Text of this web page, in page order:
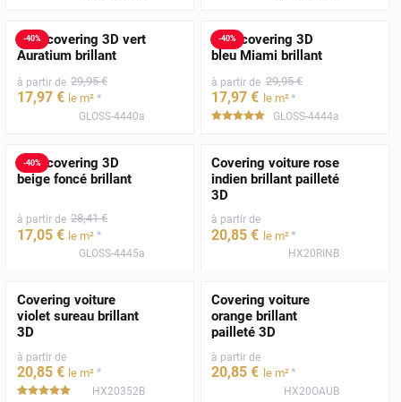
-40%
Film covering 3D vert
Auratium brillant
à partir de 29,95 €
17,97 € le m² *
GLOSS-4440a
-40%
Film covering 3D
bleu Miami brillant
à partir de 29,95 €
17,97 € le m²*
*****
GLOSS-4444a
-40%
Film covering 3D
beige foncé brillant
à partir de 28,41 €
17,05 € le m² *
GLOSS-4445a
Covering voiture rose
indien brillant pailleté
3D
à partir de
20,85 € le m²*
HX20RINB
Covering voiture
violet sureau brillant
3D
à partir de
20,85 € le m² *
*****HX20352B
Covering voiture
orange brillant
pailleté 3D
à partir de
20,85 € le m²*
HX20OAUB